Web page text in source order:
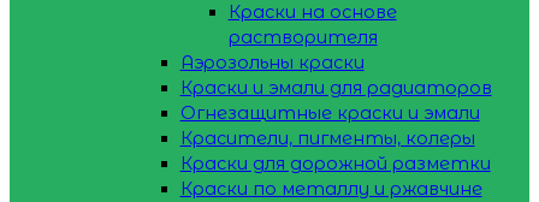
Краски на основе
растворителя
Аэрозольны краски
Краски и эмали для радиаторов
Огнезащитные краски и эмали
Красители, пигменты, колеры
Краски для дорожной разметки
Краски по металлу и ржавчине